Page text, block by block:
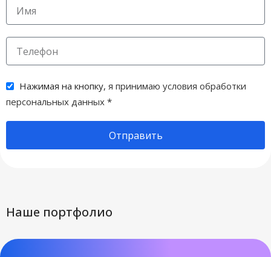
Нажимая на кнопку, я принимаю условия обработки
персональных данных *
Отправить
Наше портфолио